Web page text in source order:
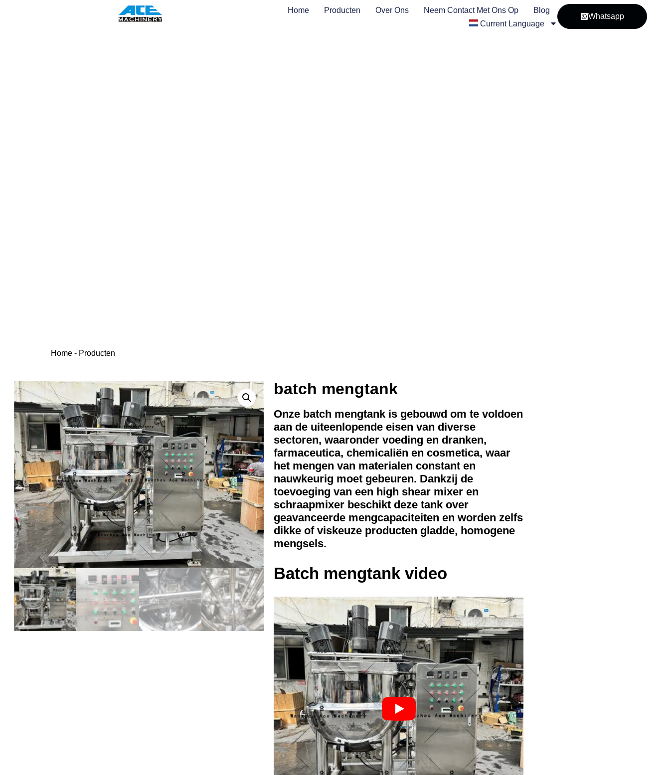
Home Producten Over Ons Neem Contact Met Ons Op
Blog
Current Language
Whatsapp
Home - Producten
batch mengtank
Onze batch mengtank is gebouwd om te voldoen
aan de uiteenlopende eisen van diverse
sectoren, waaronder voeding en dranken,
farmaceutica, chemicaliën en cosmetica, waar
het mengen van materialen constant en
nauwkeurig moet gebeuren. Dankzij de
toevoeging van een high shear mixer en
schraapmixer beschikt deze tank over
geavanceerde mengcapaciteiten en worden zelfs
dikke of viskeuze producten gladde, homogene
mengsels.
Batch mengtank video